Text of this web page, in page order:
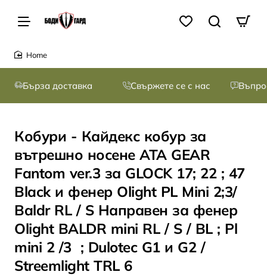
Бърза доставка Свържете се с нас
Кобури - Кайдекс кобур за
вътрешно носене ATA GEAR
Fantom ver.3 за GLOCK 17; 22 ; 47
Black и фенер Olight PL Mini 2;3/
Baldr RL / S Направен за фенер
Olight BALDR mini RL / S / BL ; Pl
mini 2 /3 ; Dulotec G1 и G2 /
Streemlight TRL 6